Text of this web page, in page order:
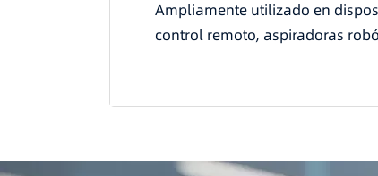
Ampliamente utilizado en
control remoto, aspiradoras